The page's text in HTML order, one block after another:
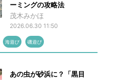
ーミングの攻略法
茂木みかほ
2026.06.30 11:50
海遊び 磯遊び
あの虫が砂浜に？「黒目